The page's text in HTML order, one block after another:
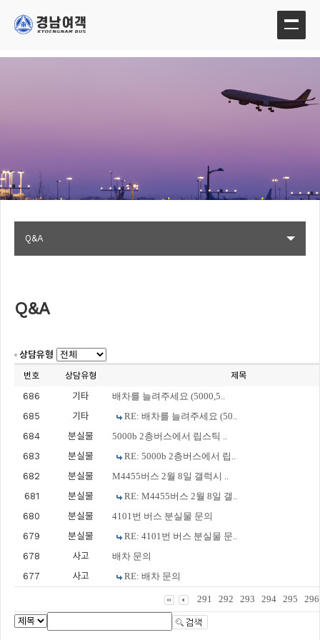
Q&A
Q&A
상담유형
번호 상담유형 제목
686 기타
배차를 늘려주세요 (5000,5..
685
기타
RE: 배차를 늘려주세요 (50..
684
분실물
5000b 2층버스에서 립스틱 ..
683
분실물
RE: 5000b 2층버스에서 립..
682
분실물
M4455버스 2월 8일 갤럭시 ..
681
분실물
RE: M4455버스 2월 8일 갤..
680
분실물
4101번 버스 분실물 문의
679
분실물
RE: 4101번 버스 분실물 문..
678
사고
배차 문의
677
사고 RE: 배차 문의
291 292 293 294 295 296